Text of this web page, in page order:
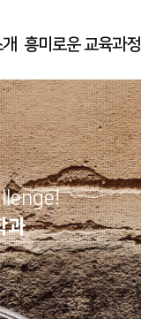
흥미로운 교육과정
과